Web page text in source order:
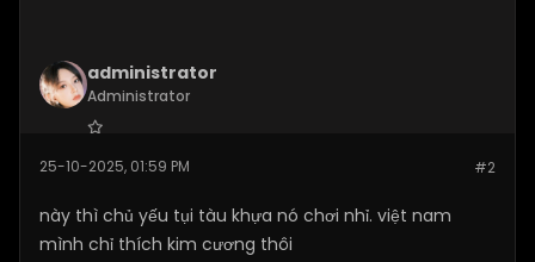
administrator
Administrator
Posts:520 #2
25-10-2025, 01:59 PM
này thì chủ yếu tụi tàu khựa nó chơi nhỉ. việt nam
mình chỉ thích kim cương thôi